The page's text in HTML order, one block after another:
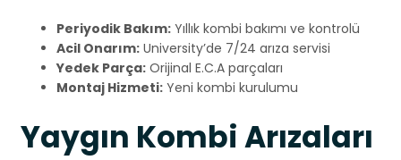
Periyodik Bakım: Yıllık kombi bakımı ve kontrolü
Acil Onarım: University’de 7/24 arıza servisi
Yedek Parça: Orijinal E.C.A parçaları
Montaj Hizmeti: Yeni kombi kurulumu
Yaygın Kombi Arızaları